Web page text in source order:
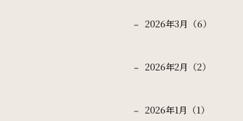
2026年3月（6）
2026年2月（2）
2026年1月（1）